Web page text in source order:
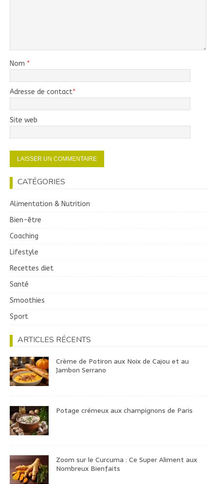
Nom *
Adresse de contact*
Site web
CATÉGORIES
Alimentation & Nutrition
Bien-être
Coaching
Lifestyle
Recettes diet
Santé
Smoothies
Sport
ARTICLES RÉCENTS
Crème de Potiron aux Noix de Cajou et au
Jambon Serrano
Potage crémeux aux champignons de Paris
Zoom sur le Curcuma : Ce Super Aliment aux
Nombreux Bienfaits